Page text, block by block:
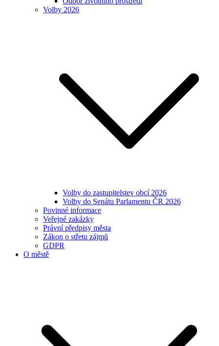
Volby 2026
Volby do zastupitelstev obcí 2026
Volby do Senátu Parlamentu ČR 2026
Povinné informace
Veřejné zakázky
Právní předpisy města
Zákon o střetu zájmů
GDPR
O městě